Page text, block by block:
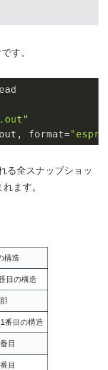
す。
format=
る全スナップショッ
ます。
構造
目の構造
番目の構造
目
目